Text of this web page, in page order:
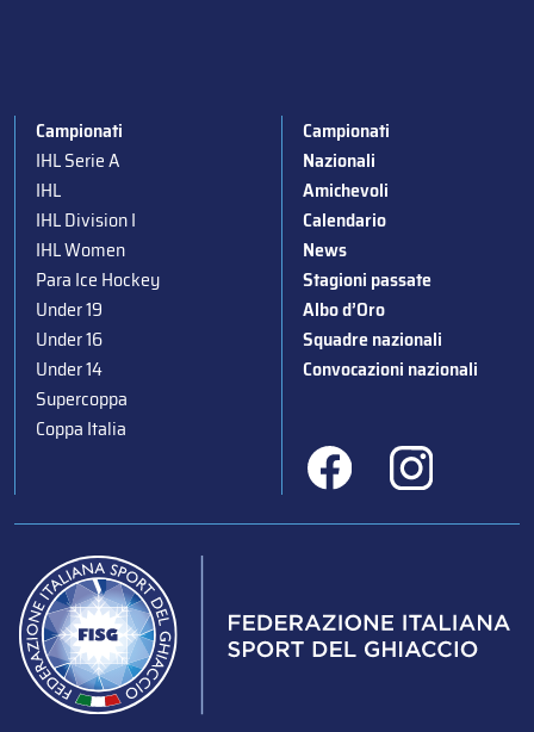
Campionati
IHL Serie A
IHL
IHL Division I
IHL Women
Para Ice Hockey
Under 19
Under 16
Under 14
Supercoppa
Coppa Italia
Campionati
Nazionali
Amichevoli
Calendario
News
Stagioni passate
Albo d’Oro
Squadre nazionali
Convocazioni nazionali